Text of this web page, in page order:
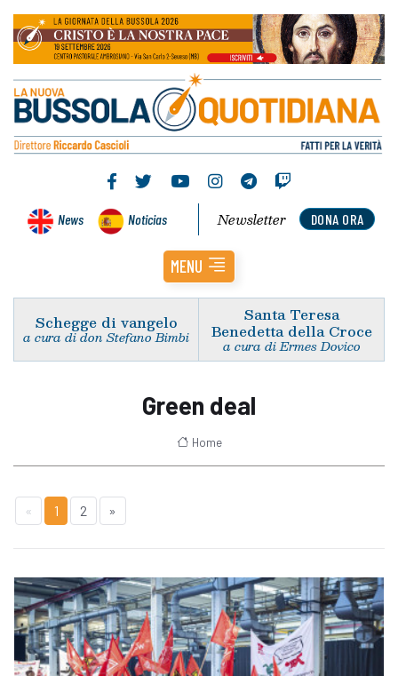
News Noticias DONA ORA
Newsletter
MENU
Schegge di vangelo
a cura di don Stefano Bimbi
Santa Teresa
Benedetta della Croce
a cura di Ermes Dovico
Green deal
Home
« 1 2 »